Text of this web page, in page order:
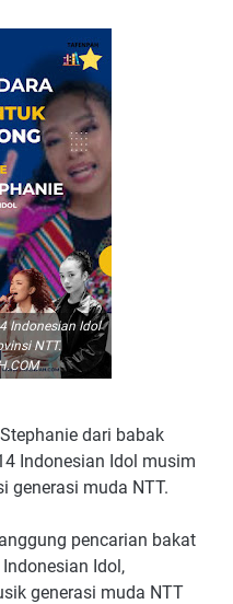
Indonesian Idol
NTT.
dari babak
Indonesian Idol musim
generasi muda NTT.
pencarian bakat
Idol,
generasi muda NTT